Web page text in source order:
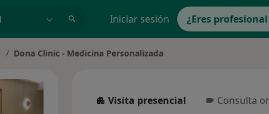
Iniciar sesión ¿Eres
de ciudad
Dona Clinic - Medicina Personalizada
Visita presencial
Visita presencial Consulta
Consulta